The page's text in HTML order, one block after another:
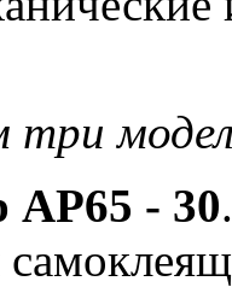
три
АР65 - 30